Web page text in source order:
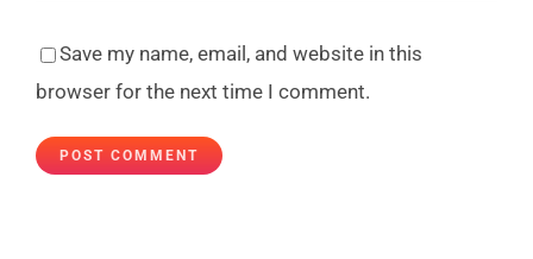
Save my name, email, and website in this
browser for the next time I comment.